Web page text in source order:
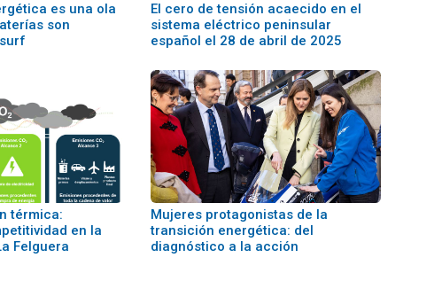
es una ola
son
El cero de tensión acaecido en el
sistema eléctrico peninsular
español el 28 de abril de 2025
térmica:
en la
Felguera
Mujeres protagonistas de la
transición energética: del
diagnóstico a la acción